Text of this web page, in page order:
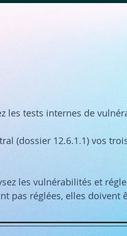
les tests internes de
(dossier 12.6.1.1) vos
les vulnérabilités et
pas réglées, elles doivent